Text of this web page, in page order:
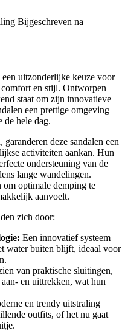
Bijgeschreven na
uitzonderlijke keuze voor
en stijl. Ontworpen
staat om zijn innovatieve
een prettige omgeving
de hele dag.
deze sandalen een
activiteiten aankan. Hun
ondersteuning van de
lange wandelingen.
optimale demping te
aanvoelt.
zich door:
Een innovatief systeem
water buiten blijft, ideaal voor
van praktische sluitingen,
en uittrekken, wat hun
en trendy uitstraling
outfits, of het nu gaat